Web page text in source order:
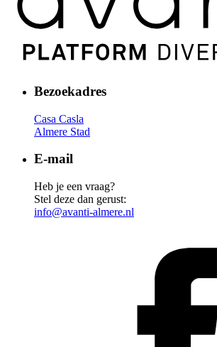
Bezoekadres
Casa Casla
Almere Stad
E-mail
Heb je een vraag?
Stel deze dan gerust:
info@avanti-almere.nl